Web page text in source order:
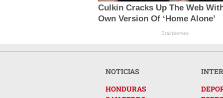
Culkin Cracks Up The Web
Own Version Of ‘Home Alone’
Brainberries
NOTICIAS
HONDURAS